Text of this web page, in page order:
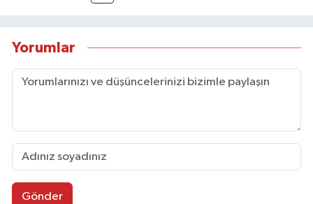
Taşköprü Postası internet haber sitesinde
Yorumlar
Gönder